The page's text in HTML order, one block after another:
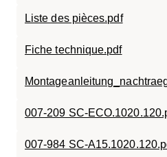
Liste des pièces.pdf
Fiche technique.pdf
007-209 SC-
007-984 SC-